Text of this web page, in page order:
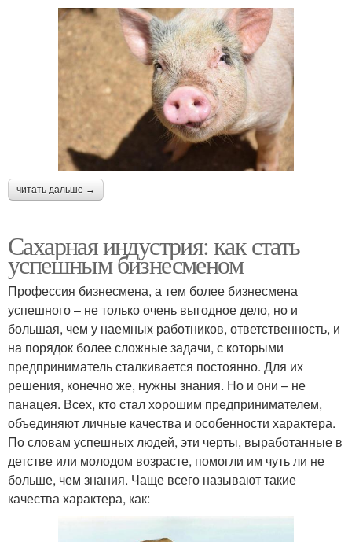
читать дальше →
Сахарная индустрия: как стать
успешным бизнесменом
Профессия бизнесмена, а тем более бизнесмена
успешного – не только очень выгодное дело, но и
большая, чем у наемных работников, ответственность, и
на порядок более сложные задачи, с которыми
предприниматель сталкивается постоянно. Для их
решения, конечно же, нужны знания. Но и они – не
панацея. Всех, кто стал хорошим предпринимателем,
объединяют личные качества и особенности характера.
По словам успешных людей, эти черты, выработанные в
детстве или молодом возрасте, помогли им чуть ли не
больше, чем знания. Чаще всего называют такие
качества характера, как: